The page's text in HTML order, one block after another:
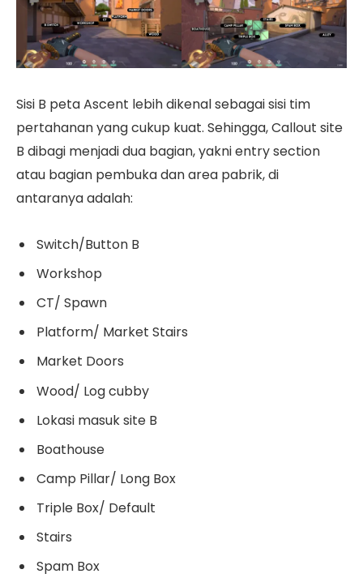
Sisi B peta Ascent lebih dikenal sebagai sisi tim
pertahanan yang cukup kuat. Sehingga, Callout site
B dibagi menjadi dua bagian, yakni entry section
atau bagian pembuka dan area pabrik, di
antaranya adalah:
Switch/Button B
Workshop
CT/ Spawn
Platform/ Market Stairs
Market Doors
Wood/ Log cubby
Lokasi masuk site B
Boathouse
Camp Pillar/ Long Box
Triple Box/ Default
Stairs
Spam Box